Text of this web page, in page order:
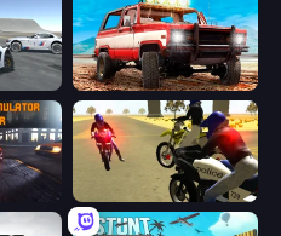
Offroad Masters Challenge
3D Moto Simulator 2